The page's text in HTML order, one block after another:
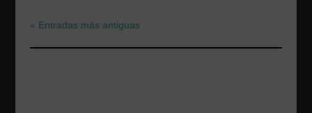
« Entradas más antiguas